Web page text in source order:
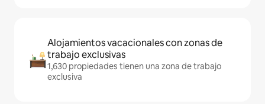
Alojamientos vacacionales con zonas de
trabajo exclusivas
1,630 propiedades tienen una zona de trabajo
exclusiva